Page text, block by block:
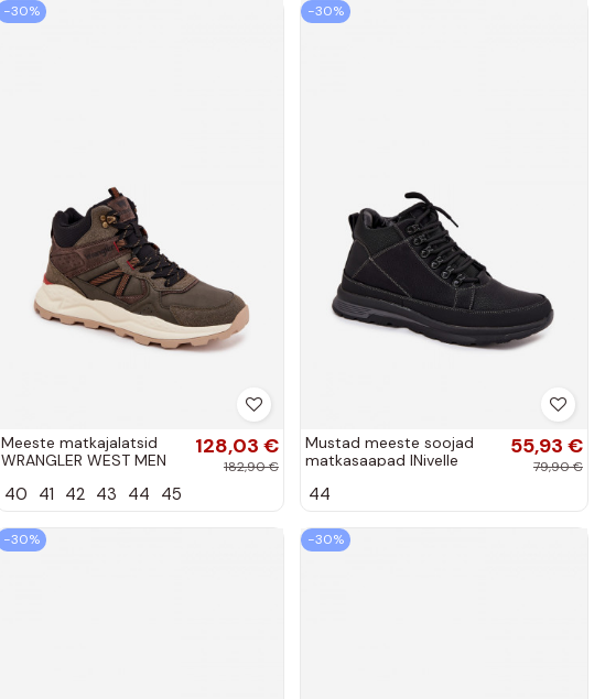
−30%
Meeste matkajalatsid
WRANGLER WEST MEN
128,03 €
182,90 €
40 41 42 43 44 45
−30%
Mustad meeste soojad
matkasaapad INivelle
55,93 €
79,90 €
44
−30% −30%